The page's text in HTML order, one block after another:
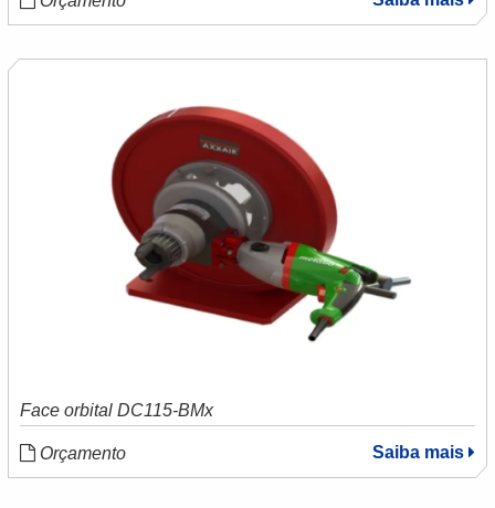
Face orbital DC115-BMx
Orçamento Saiba mais